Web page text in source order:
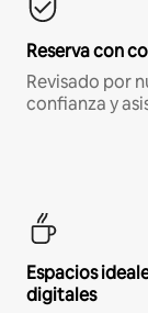
Reserva con
Revisado por
confianza y
Espacios
digitales